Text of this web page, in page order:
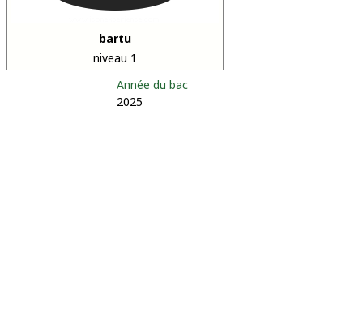
bartu
niveau 1
Année du bac
2025